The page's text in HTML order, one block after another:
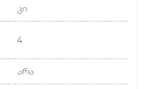
კი
4
არა